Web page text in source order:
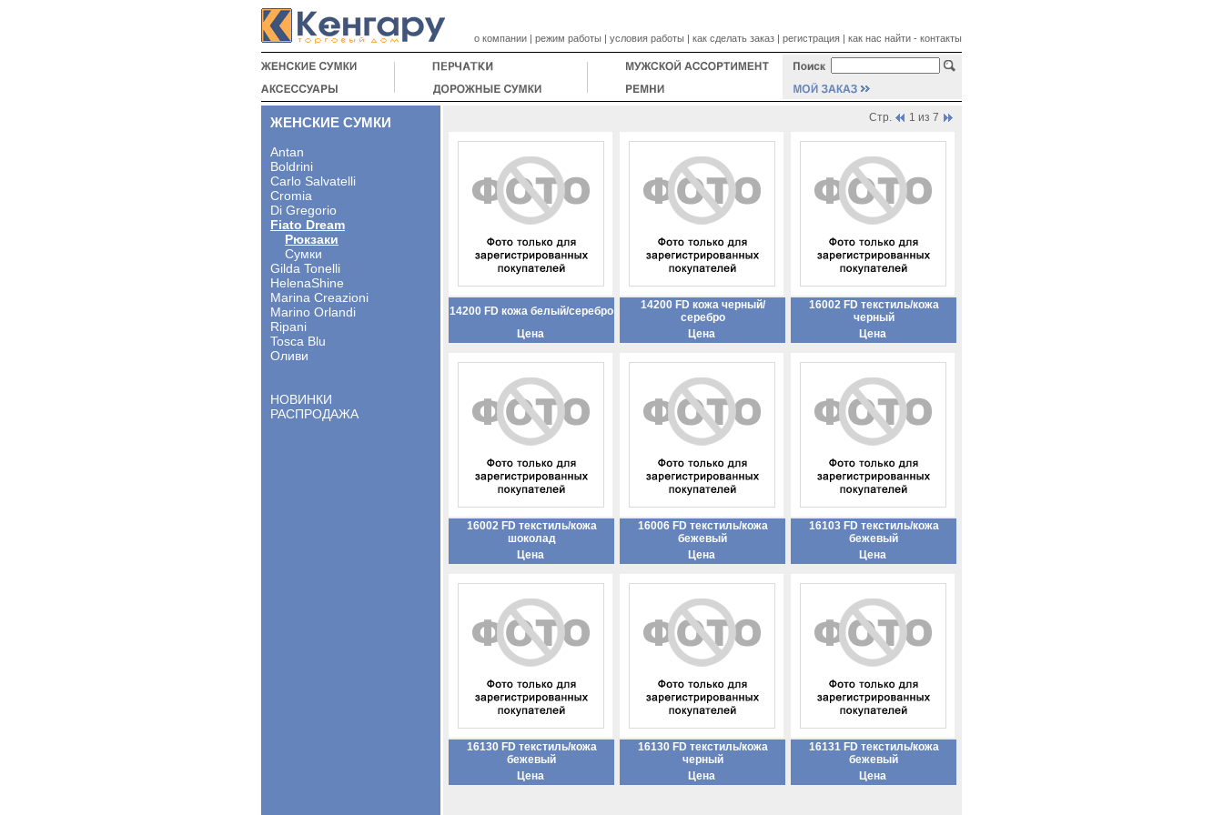
о компании | режим работы | условия работы | как сделать заказ | регистрация | как нас найти - контакты
ЖЕНСКИЕ СУМКИ
Antan
Boldrini
Carlo Salvatelli
Cromia
Di Gregorio
Fiato Dream
Рюкзаки
Сумки
Gilda Tonelli
HelenaShine
Marina Creazioni
Marino Orlandi
Ripani
Tosca Blu
Оливи
НОВИНКИ
РАСПРОДАЖА
Стр. 1 из 7
14200 FD кожа белый/серебро
Цена
14200 FD кожа черный/
серебро
Цена
16002 FD текстиль/кожа
черный
Цена
16002 FD текстиль/кожа
шоколад
Цена
16006 FD текстиль/кожа
бежевый
Цена
16103 FD текстиль/кожа
бежевый
Цена
16130 FD текстиль/кожа
бежевый
Цена
16130 FD текстиль/кожа
черный
Цена
16131 FD текстиль/кожа
бежевый
Цена